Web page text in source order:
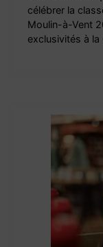
célébrer la
Moulin-à-Vent
exclusivités à